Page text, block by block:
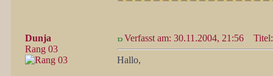
Dunja
Rang 03
Verfasst am: 30.11.2004, 21:56 Titel:
Hallo,